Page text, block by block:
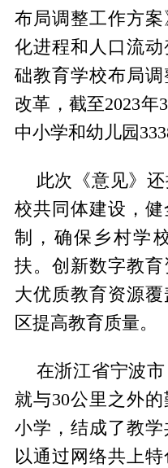
布局调整工作方
化进程和人口流
础教育学校布局
改革，截至2023年
中小学和幼儿园
此次《意见》
校共同体建设，
制，确保乡村学
扶。创新数字教
大优质教育资源
区提高教育质量。
在浙江省宁波
就与30公里之外
小学，结成了教
以通过网络共上